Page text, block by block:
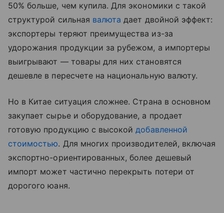
50% больше, чем купила. Для экономики с такой
структурой сильная валюта дает двойной эффект:
экспортеры теряют преимущества из-за
удорожания продукции за рубежом, а импортеры
выигрывают — товары для них становятся
дешевле в пересчете на национальную валюту.
Но в Китае ситуация сложнее. Страна в основном
закупает сырье и оборудование, а продает
готовую продукцию с высокойдобавленной
стоимостью. Для многих производителей, включая
экспортно-ориентированных, более дешевый
импорт может частично перекрыть потери от
дорогого юаня.